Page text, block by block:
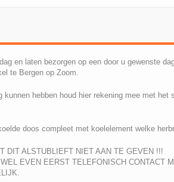
en laten bezorgen op een door u gewenste
te Bergen op Zoom.
hebben houd hier rekening mee met het
doos compleet met koelelement welke
DIT ALSTUBLIEFT NIET AAN TE GEVEN !!!
EVEN EERST TELEFONISCH CONTACT